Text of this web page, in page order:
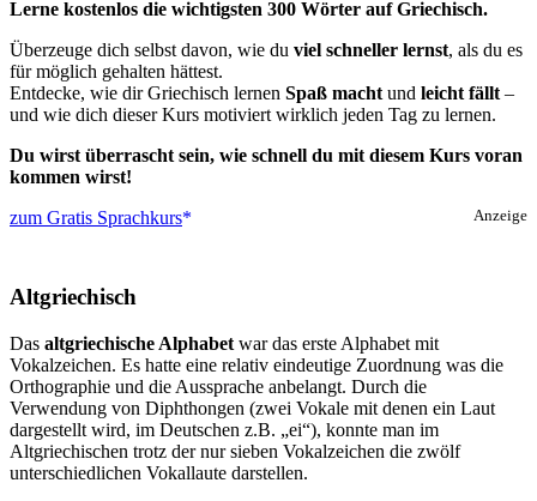
Lerne kostenlos die wichtigsten 300 Wörter auf Griechisch.
Überzeuge dich selbst davon, wie du viel schneller lernst, als du es
für möglich gehalten hättest.
Entdecke, wie dir Griechisch lernen Spaß macht und leicht fällt –
und wie dich dieser Kurs motiviert wirklich jeden Tag zu lernen.
Du wirst überrascht sein, wie schnell du mit diesem Kurs voran
kommen wirst!
Anzeige
zum Gratis Sprachkurs
Altgriechisch
Das altgriechische Alphabet war das erste Alphabet mit
Vokalzeichen. Es hatte eine relativ eindeutige Zuordnung was die
Orthographie und die Aussprache anbelangt. Durch die
Verwendung von Diphthongen (zwei Vokale mit denen ein Laut
dargestellt wird, im Deutschen z.B. „ei“), konnte man im
Altgriechischen trotz der nur sieben Vokalzeichen die zwölf
unterschiedlichen Vokallaute darstellen.